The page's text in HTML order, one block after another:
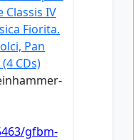
Classis IV
Fiorita.
Pan
CDs)
gfbm-